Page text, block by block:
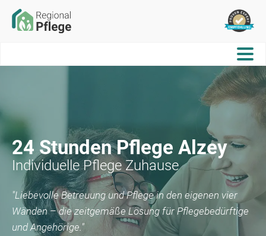
24 Stunden Pflege Alzey
Individuelle Pflege Zuhause
"Liebevolle Betreuung und Pflege in den eigenen vier
Wänden – die zeitgemäße Lösung für Pflegebedürftige
und Angehörige."